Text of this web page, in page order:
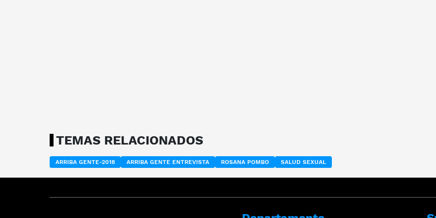
TEMAS RELACIONADOS
ARRIBA GENTE-2018 ARRIBA GENTE ENTREVISTA ROSANA POMBO SALUD SEXUAL